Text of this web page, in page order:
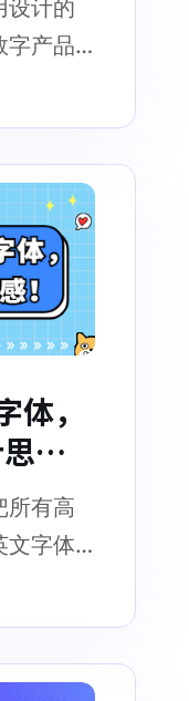
设计的
字产品
计原
，
所有高
文字体